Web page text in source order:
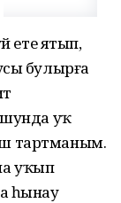
ете ятып,
булырға
шунда уҡ
тартманым.
уҡып
һынау